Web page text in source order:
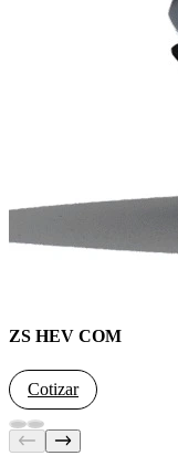
ZS HEV COM
Cotizar